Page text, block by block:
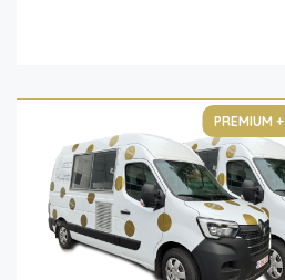
PREMIUM +